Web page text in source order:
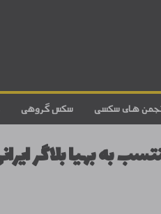
سکس گروهی های سکسی
به بهیا بلاگر